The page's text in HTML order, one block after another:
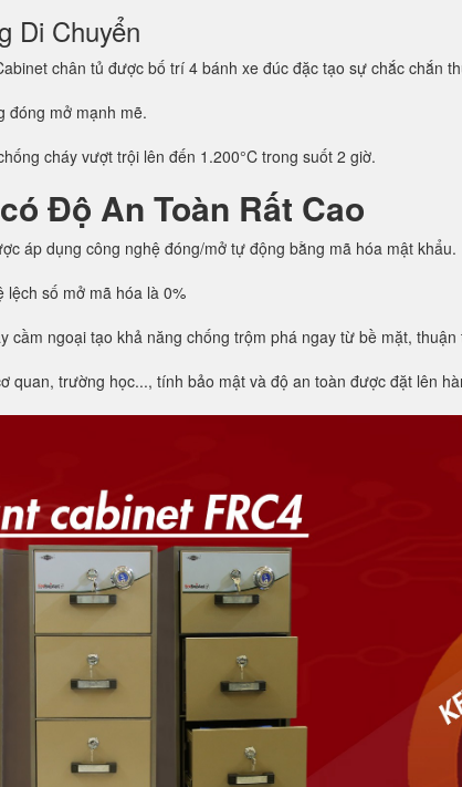
Di Chuyển
chân tủ được bố trí 4 bánh xe đúc đặc tạo sự chắc chắn
đóng mở mạnh mẽ.
cháy vượt trội lên đến 1.200°C trong suốt 2 giờ.
Độ An Toàn Rất Cao
áp dụng công nghệ đóng/mở tự động bằng mã hóa mật khẩu.
số mở mã hóa là 0%
cầm ngoại tạo khả năng chống trộm phá ngay từ bề mặt,
quan, trường học..., tính bảo mật và độ an toàn được đặt lên